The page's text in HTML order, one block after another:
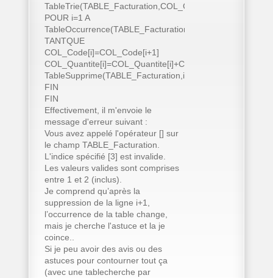
TableTrie(TABLE_Facturation,COL_Code..Nom)
POUR i=1 A
TableOccurrence(TABLE_Facturation)
TANTQUE
COL_Code[i]=COL_Code[i+1]
COL_Quantite[i]=COL_Quantite[i]+COL_Quantite[i+1]
TableSupprime(TABLE_Facturation,i+1)
FIN
FIN
Effectivement, il m'envoie le
message d'erreur suivant :
Vous avez appelé l'opérateur [] sur
le champ TABLE_Facturation.
L'indice spécifié [3] est invalide.
Les valeurs valides sont comprises
entre 1 et 2 (inclus).
Je comprend qu’après la
suppression de la ligne i+1,
l’occurrence de la table change,
mais je cherche l'astuce et la je
coince..
Si je peu avoir des avis ou des
astuces pour contourner tout ça
(avec une tablecherche par